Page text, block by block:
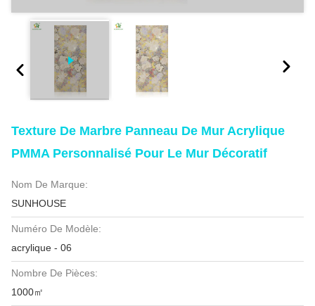
Texture De Marbre Panneau De Mur Acrylique
PMMA Personnalisé Pour Le Mur Décoratif
Nom De Marque:
SUNHOUSE
Numéro De Modèle:
acrylique - 06
Nombre De Pièces:
1000㎡